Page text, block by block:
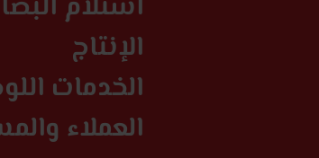
الإنتاج
الخدمات
العملاء